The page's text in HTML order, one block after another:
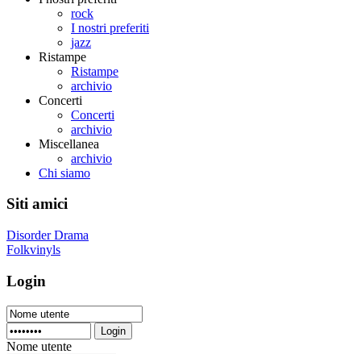
rock
I nostri preferiti
jazz
Ristampe
Ristampe
archivio
Concerti
Concerti
archivio
Miscellanea
archivio
Chi siamo
Siti amici
Disorder Drama
Folkvinyls
Login
Login
Nome utente